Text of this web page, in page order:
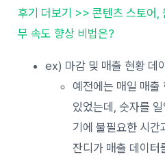
후기 더보기 >> 콘텐츠 스토어
무 속도 향상 비법은?
ex) 마감 및 매출 현황 데
예전에는 매일 매출
있었는데 , 숫자를 일
기에 불필요한 시간
잔디가 매출 데이터